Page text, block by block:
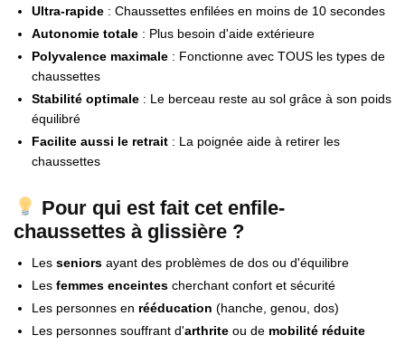
Ultra-rapide : Chaussettes enfilées en moins de 10 secondes
Autonomie totale : Plus besoin d'aide extérieure
Polyvalence maximale : Fonctionne avec TOUS les types de
chaussettes
Stabilité optimale : Le berceau reste au sol grâce à son poids
équilibré
Facilite aussi le retrait : La poignée aide à retirer les
chaussettes
Pour qui est fait cet enfile-
chaussettes à glissière ?
Les seniors ayant des problèmes de dos ou d'équilibre
Les femmes enceintes cherchant confort et sécurité
Les personnes en rééducation (hanche, genou, dos)
Les personnes souffrant d'arthrite ou de mobilité réduite